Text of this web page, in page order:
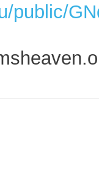
public/